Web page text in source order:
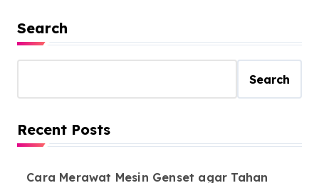
Search
Search
Recent Posts
Cara Merawat Mesin Genset agar Tahan